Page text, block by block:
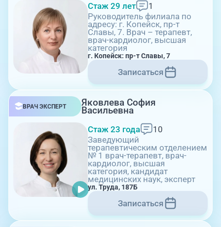
+7 (351) 220-00-03
педиатрия)
08:00-21:00
Комсомольский проспект, 80
Стаж 29 лет
1
Руководитель филиала по
адресу: г. Копейск, пр-т
Славы, 7. Врач – терапевт,
врач-кардиолог, высшая
категория
г. Копейск: пр-т Славы, 7
Записаться
ВРАЧ ЭКСПЕРТ Яковлева София
Васильевна
Стаж 23 года
10
Заведующий
терапевтическим отделением
№ 1 врач-терапевт, врач-
кардиолог, высшая
категория, кандидат
медицинских наук, эксперт
ул. Труда, 187Б
Записаться